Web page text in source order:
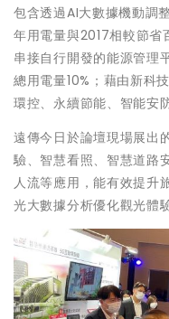
包含透過AI大數據機動調
年用電量與2017相較節省
串接自行開發的能源管理
總用電量10%；藉由新科
環控、永續節能、智能安
遠傳今日於論壇現場展出
驗、智慧看照、智慧道路
人流等應用，能有效提升
光大數據分析優化觀光體